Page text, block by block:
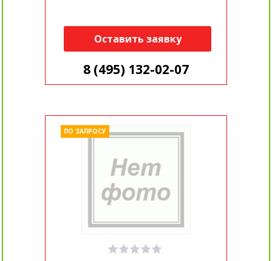
Оставить заявку
8 (495) 132-02-07
ПО ЗАПРОСУ